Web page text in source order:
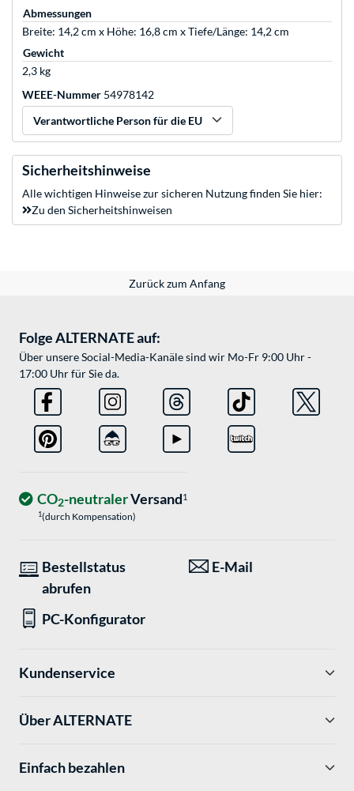
Abmessungen
Breite: 14,2 cm x Höhe: 16,8 cm x Tiefe/Länge: 14,2 cm
Gewicht
2,3 kg
WEEE-Nummer 54978142
Verantwortliche Person für die EU
Sicherheitshinweise
Alle wichtigen Hinweise zur sicheren Nutzung finden Sie hier:
Zu den Sicherheitshinweisen
Zurück zum Anfang
Folge ALTERNATE auf:
Über unsere Social-Media-Kanäle sind wir Mo-Fr 9:00 Uhr -
17:00 Uhr für Sie da.
CO2-neutralerVersand1
1(durch Kompensation)
Bestellstatus
abrufen
E-Mail
PC-Konfigurator
Kundenservice
Über ALTERNATE
Einfach bezahlen